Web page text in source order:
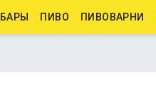
БАРЫ ПИВО ПИВОВАРНИ